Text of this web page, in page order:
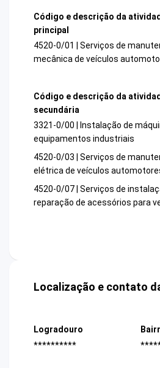
Código e descrição da
principal
4520-0/01 | Serviços de
mecânica de veículos
Código e descrição da
secundária
3321-0/00 | Instalação de
equipamentos industriais
4520-0/03 | Serviços de
elétrica de veículos
4520-0/07 | Serviços de
reparação de acessórios para
Localização e contato
Logradouro
**********